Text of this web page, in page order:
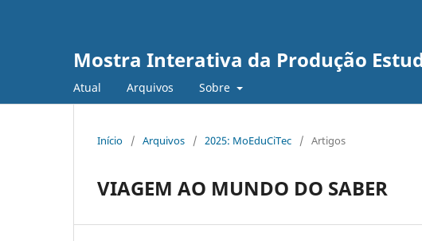
Mostra Interativa da Produção
Atual Arquivos Sobre
Início / Arquivos / 2025: MoEduCiTec / Artigos
VIAGEM AO MUNDO DO SABER